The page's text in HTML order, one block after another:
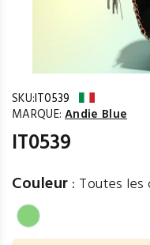
SKU:IT0539
MARQUE: Andie Blue
IT0539
Couleur : Toutes les